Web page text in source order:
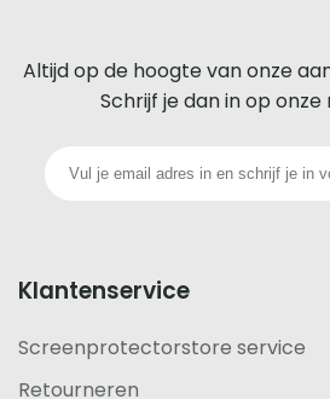
voor
iedere
telefoon
Altijd op de hoogte van onze
Schrijf je dan in op
Klantenservice
Screenprotectorstore service
Retourneren